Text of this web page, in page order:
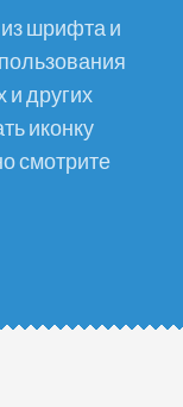
и других
иконку
смотрите